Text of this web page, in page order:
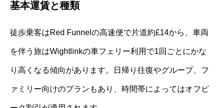
基本運賃と種類
徒歩乗客はRed Funnelの高速便で片道約£14から、車両
を伴う旅はWightlinkの車フェリー利用で1回ごとにかな
り高くなる傾向があります。日帰り往復やグループ、フ
ァミリー向けのプランもあり、時間帯によってはオフピ